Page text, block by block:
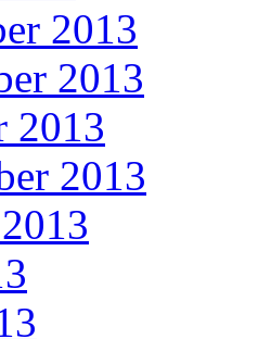
2013
2013
2013
2013